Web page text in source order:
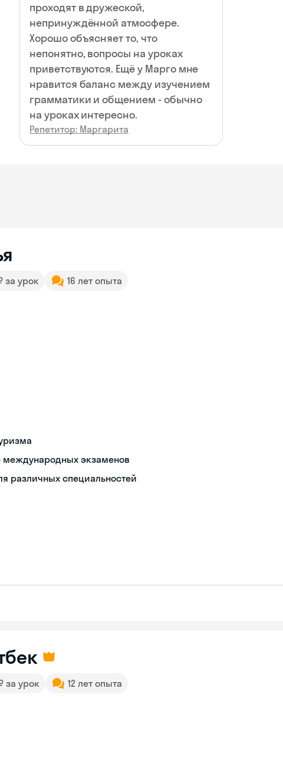
проходят в дружеской,
непринуждённой атмосфере.
Хорошо объясняет то, что
непонятно, вопросы на уроках
приветствуются. Ещё у Марго мне
нравится баланс между изучением
грамматики и общением - обычно
на уроках интересно.
Репетитор: Маргарита
за урок 16 лет опыта
международных экзаменов
различных специальностей
за урок 12 лет опыта